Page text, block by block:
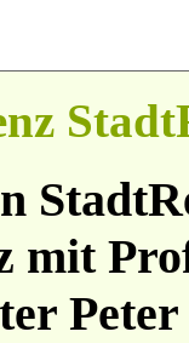
mit
Peter